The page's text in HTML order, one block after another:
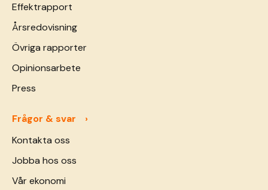
Effektrapport
Årsredovisning
Övriga rapporter
Opinionsarbete
Press
Frågor & svar
Kontakta oss
Jobba hos oss
Vår ekonomi